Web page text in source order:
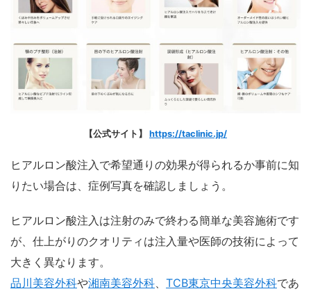
【公式サイト】 https://taclinic.jp/
ヒアルロン酸注入で希望通りの効果が得られるか事前に知
りたい場合は、症例写真を確認しましょう。
ヒアルロン酸注入は注射のみで終わる簡単な美容施術です
が、仕上がりのクオリティは注入量や医師の技術によって
大きく異なります。
品川美容外科や湘南美容外科、 TCB東京中央美容外科であ